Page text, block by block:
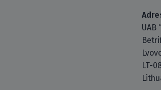
UAB
LT-